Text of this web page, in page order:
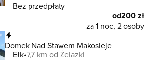
Bez przedpłaty
od200 zł
za 1 noc, 2 osoby
Domek Nad Stawem Makosieje
Ełk 7,7 km od Żelazki